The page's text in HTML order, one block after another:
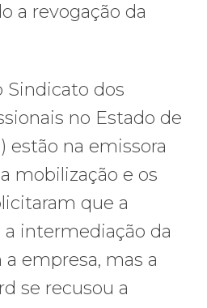
a revogação da
Sindicato dos
no Estado de
estão na emissora
mobilização e os
que a
intermediação da
empresa, mas a
se recusou a